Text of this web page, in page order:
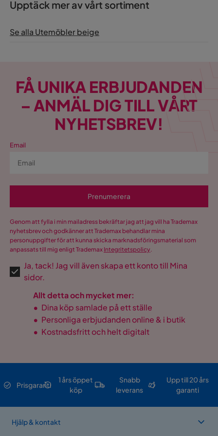
Upptäck mer av vårt sortiment
Se alla Utemöbler beige
FÅ UNIKA ERBJUDANDEN
– ANMÄL DIG TILL VÅRT
NYHETSBREV!
Email
Prenumerera
Genom att fylla i min mailadress bekräftar jag att jag vill ha Trademax
nyhetsbrev och godkänner att Trademax behandlar mina
personuppgifter för att kunna skicka marknadsföringsmaterial som
anpassats till mig enligt Trademax Integritetspolicy.
Ja, tack! Jag vill även skapa ett konto till Mina
sidor.
Allt detta och mycket mer:
• Dina köp samlade på ett ställe
• Personliga erbjudanden online & i butik
• Kostnadsfritt och helt digitalt
Prisgaranti
1 års öppet
köp
Snabb
leverans
Upp till 20 års
garanti
Hjälp & kontakt